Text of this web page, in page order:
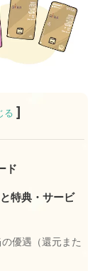
る ]
ド
特典・サービ
優遇（還元また